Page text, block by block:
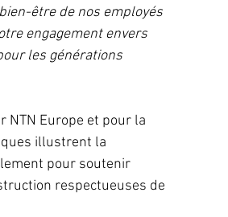
être de nos employés
engagement envers
les générations
NTN Europe et pour la
illustrent la
pour soutenir
respectueuses de